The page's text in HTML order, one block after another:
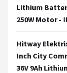
Lithium
250W Motor -
Hitway
Inch City
36V 9Ah